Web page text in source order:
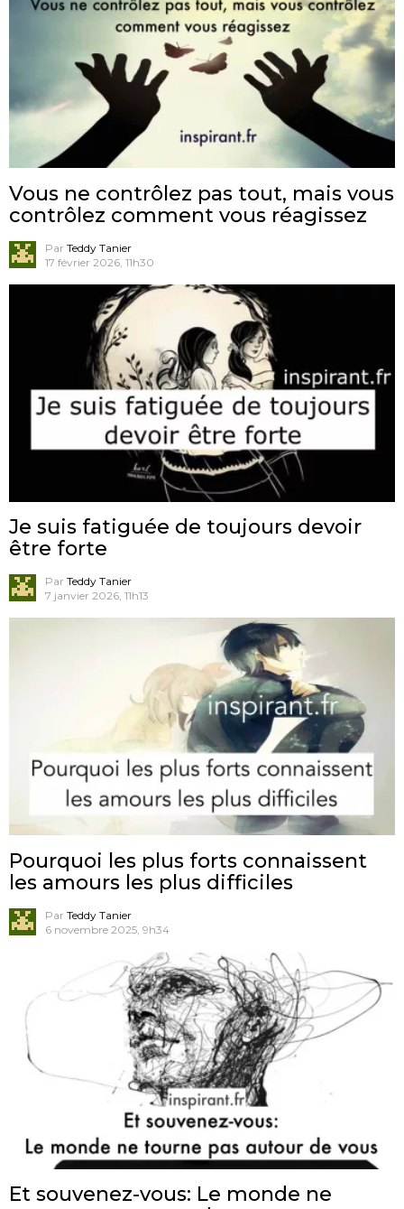
Vous ne contrôlez pas tout, mais vous
contrôlez comment vous réagissez
Par Teddy Tanier
17 février 2026, 11h30
Je suis fatiguée de toujours devoir
être forte
Par Teddy Tanier
7 janvier 2026, 11h13
Pourquoi les plus forts connaissent
les amours les plus difficiles
Par Teddy Tanier
6 novembre 2025, 9h34
Et souvenez-vous: Le monde ne